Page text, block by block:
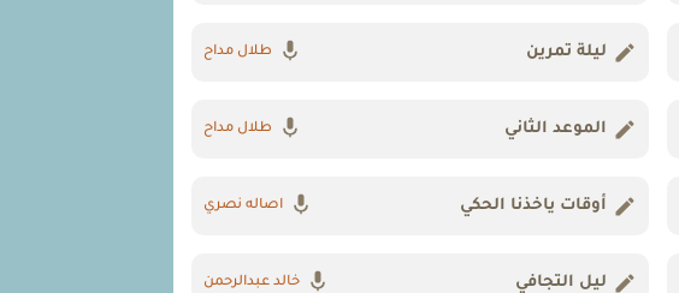
ليلة تمرين طلال مداح
الموعد الثاني طلال مداح
أوقات ياخذنا الحكي اصاله نصري
ليل التجافي خالد عبدالرحمن